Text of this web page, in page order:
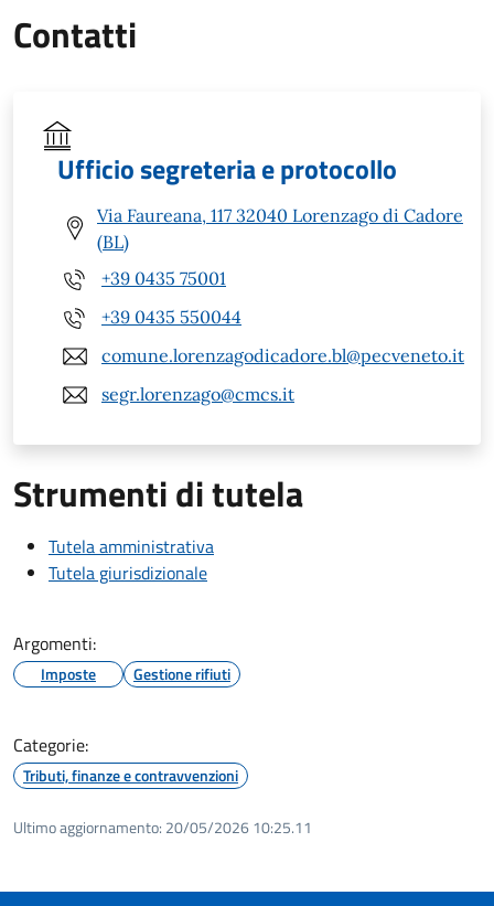
Contatti
Ufficio segreteria e protocollo
Via Faureana, 117 32040 Lorenzago di Cadore
(BL)
+39 0435 75001
+39 0435 550044
comune.lorenzagodicadore.bl@pecveneto.it
segr.lorenzago@cmcs.it
Strumenti di tutela
Tutela amministrativa
Tutela giurisdizionale
Argomenti:
Imposte Gestione rifiuti
Categorie:
Tributi, finanze e contravvenzioni
Ultimo aggiornamento: 20/05/2026 10:25.11